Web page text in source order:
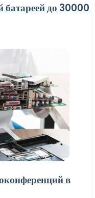
до 30000
в